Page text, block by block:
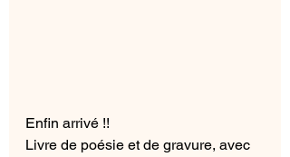
Enfin arrivé !!
Livre de poésie et de gravure, avec